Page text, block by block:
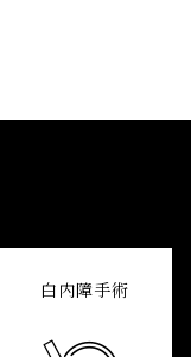
白内障手術